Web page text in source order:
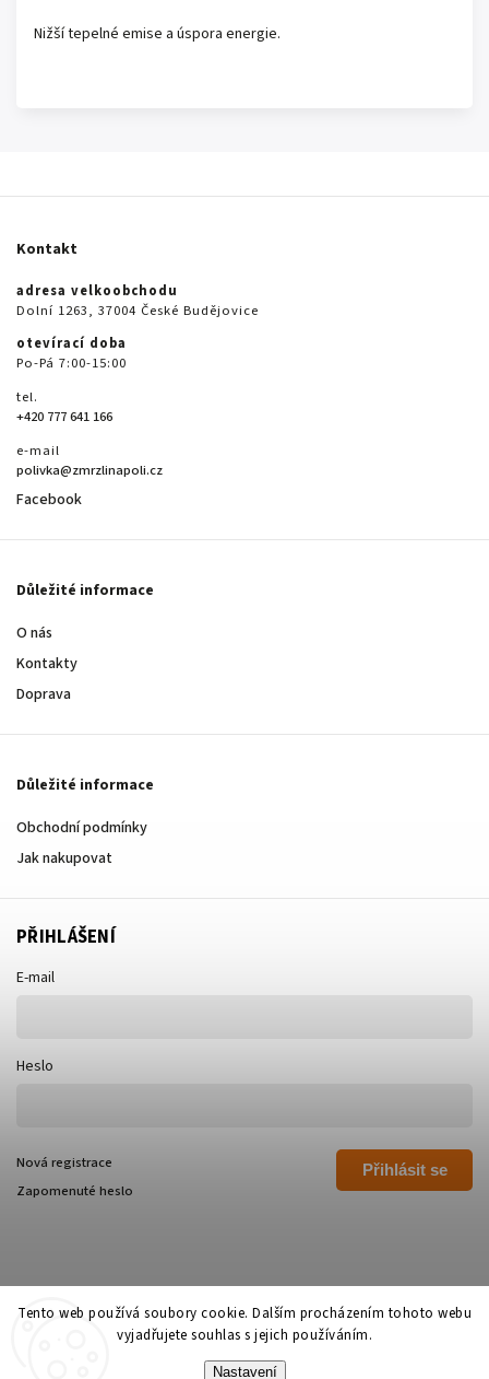
Tento web používá soubory cookie. Dalším procházením tohoto webu
vyjadřujete souhlas s jejich používáním.
Nastavení
Nižší tepelné emise a úspora energie.
Kontakt
adresa velkoobchodu
Dolní 1263, 37004 České Budějovice
otevírací doba
Po-Pá 7:00-15:00
tel.
+420 777 641 166
e-mail
polivka@zmrzlinapoli.cz
Facebook
Důležité informace
O nás
Kontakty
Doprava
Důležité informace
Obchodní podmínky
Jak nakupovat
PŘIHLÁŠENÍ
E-mail
Heslo
Přihlásit se
Nová registrace
Zapomenuté heslo
Copyright 2026 Polívka Libor - POLI . Všechna práva vyhrazena.